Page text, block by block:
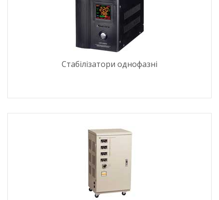
Стабілізатори однофазні